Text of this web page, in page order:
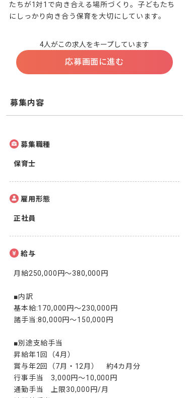
たちが1対1で向き合える場所づくり。子どもたち
にしっかり向き合う保育を大切にしています。
4人がこの求人をキープしています
応募画面に進む
募集内容
募集職種
保育士
雇用形態
正社員
給与
月給250,000円～380,000円
■内訳
基本給:170,000円～230,000円
諸手当:80,000円～150,000円
■別途支給手当
昇給年1回（4月）
賞与年2回（7月・12月）　約4カ月分
行事手当　3,000円～10,000円
通勤手当　上限30,000円/月